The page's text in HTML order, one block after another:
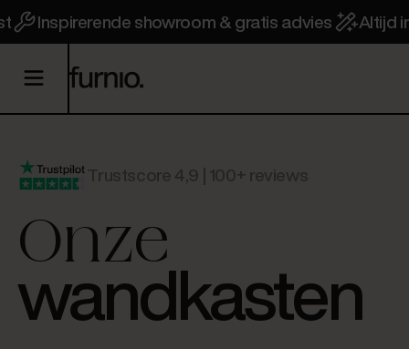
Inspirerende showroom & gratis advies Altijd
Trustscore 4,9 | 100+ reviews
Onze
wandkasten